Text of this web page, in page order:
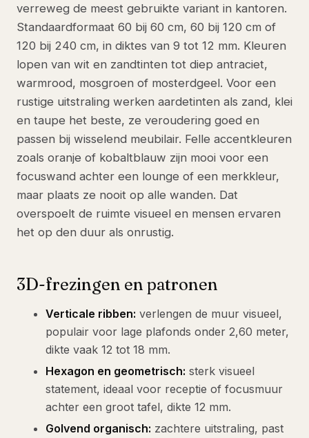
verreweg de meest gebruikte variant in kantoren.
Standaardformaat 60 bij 60 cm, 60 bij 120 cm of
120 bij 240 cm, in diktes van 9 tot 12 mm. Kleuren
lopen van wit en zandtinten tot diep antraciet,
warmrood, mosgroen of mosterdgeel. Voor een
rustige uitstraling werken aardetinten als zand, klei
en taupe het beste, ze veroudering goed en
passen bij wisselend meubilair. Felle accentkleuren
zoals oranje of kobaltblauw zijn mooi voor een
focuswand achter een lounge of een merkkleur,
maar plaats ze nooit op alle wanden. Dat
overspoelt de ruimte visueel en mensen ervaren
het op den duur als onrustig.
3D-frezingen en patronen
Verticale ribben: verlengen de muur visueel,
populair voor lage plafonds onder 2,60 meter,
dikte vaak 12 tot 18 mm.
Hexagon en geometrisch: sterk visueel
statement, ideaal voor receptie of focusmuur
achter een groot tafel, dikte 12 mm.
Golvend organisch: zachtere uitstraling, past